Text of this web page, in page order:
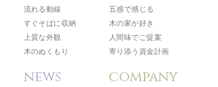
流れる動線
すぐそばに収納
上質な外観
木のぬくもり
五感で感じる
木の家が好き
人間味でご提案
寄り添う資金計画
news company